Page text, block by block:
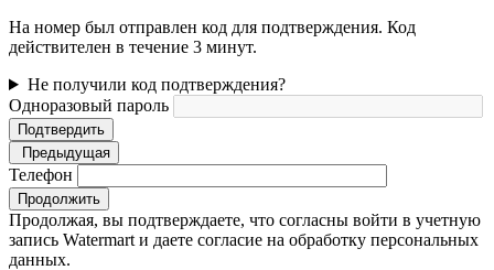
На номер был отправлен код для подтверждения. Код
действителен в течение 3 минут.
Не получили код подтверждения?
Одноразовый пароль
Подтвердить
Предыдущая
Телефон
Продолжить
Продолжая, вы подтверждаете, что согласны войти в учетную
запись Watermart и даете согласие на обработку персональных
данных.